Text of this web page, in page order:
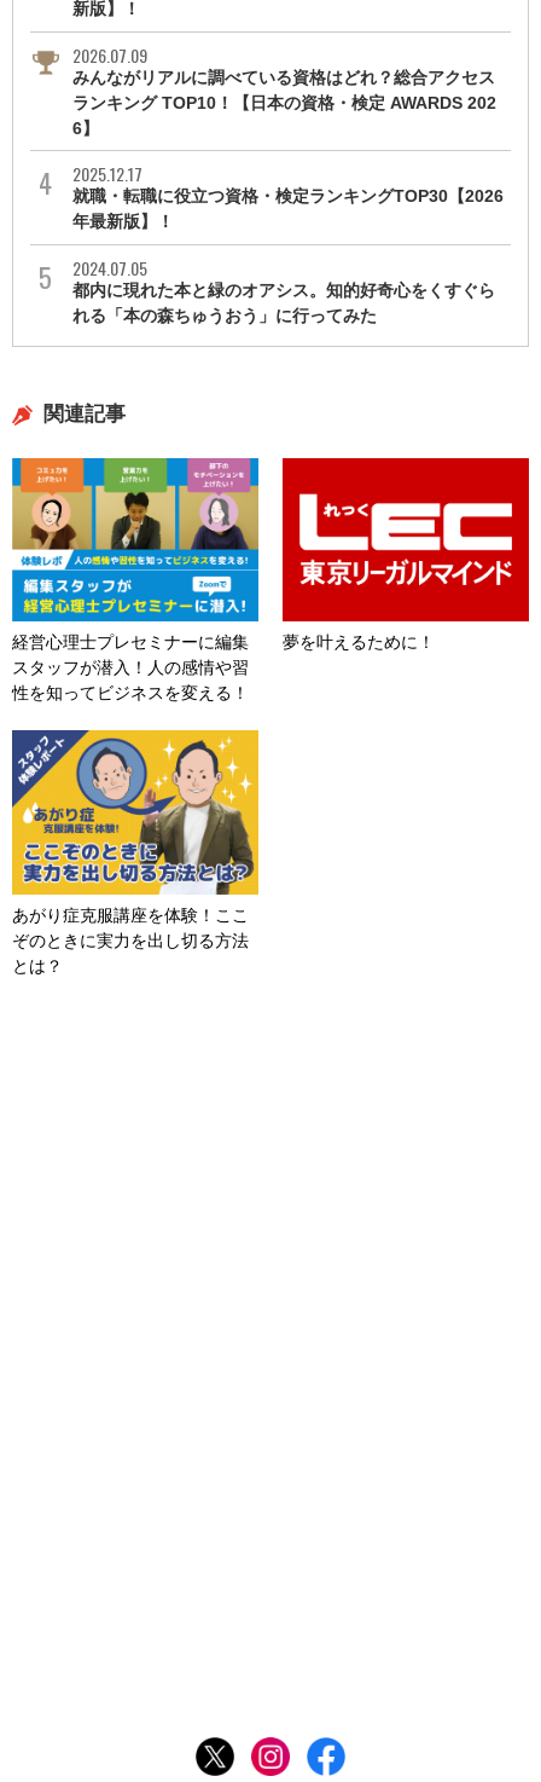
新版】！
2026.07.09
みんながリアルに調べている資格はどれ？総合アクセス
ランキング TOP10！【日本の資格・検定 AWARDS 202
6】
2025.12.17
就職・転職に役立つ資格・検定ランキングTOP30【2026
年最新版】！
2024.07.05
都内に現れた本と緑のオアシス。知的好奇心をくすぐら
れる「本の森ちゅうおう」に行ってみた
関連記事
経営心理士プレセミナーに編集
スタッフが潜入！人の感情や習
性を知ってビジネスを変える！
夢を叶えるために！
あがり症克服講座を体験！ここ
ぞのときに実力を出し切る方法
とは？